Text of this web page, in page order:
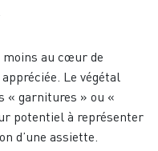
moins au cœur de
Le végétal
« garnitures » ou «
potentiel à représenter
d’une assiette.